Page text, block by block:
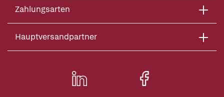
Zahlungsarten
Hauptversandpartner